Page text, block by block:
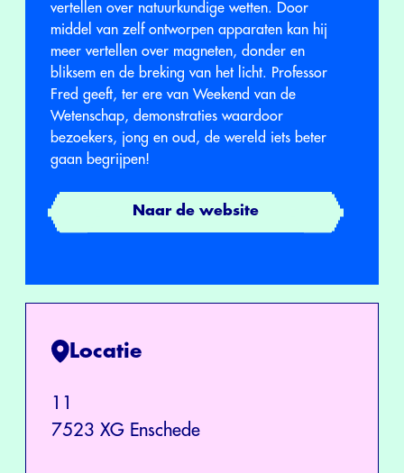
vertellen over natuurkundige wetten. Door
middel van zelf ontworpen apparaten kan hij
meer vertellen over magneten, donder en
bliksem en de breking van het licht. Professor
Fred geeft, ter ere van Weekend van de
Wetenschap, demonstraties waardoor
bezoekers, jong en oud, de wereld iets beter
gaan begrijpen!
Naar de website
Locatie
11
7523 XG Enschede